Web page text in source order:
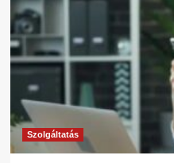
Szolgáltatás